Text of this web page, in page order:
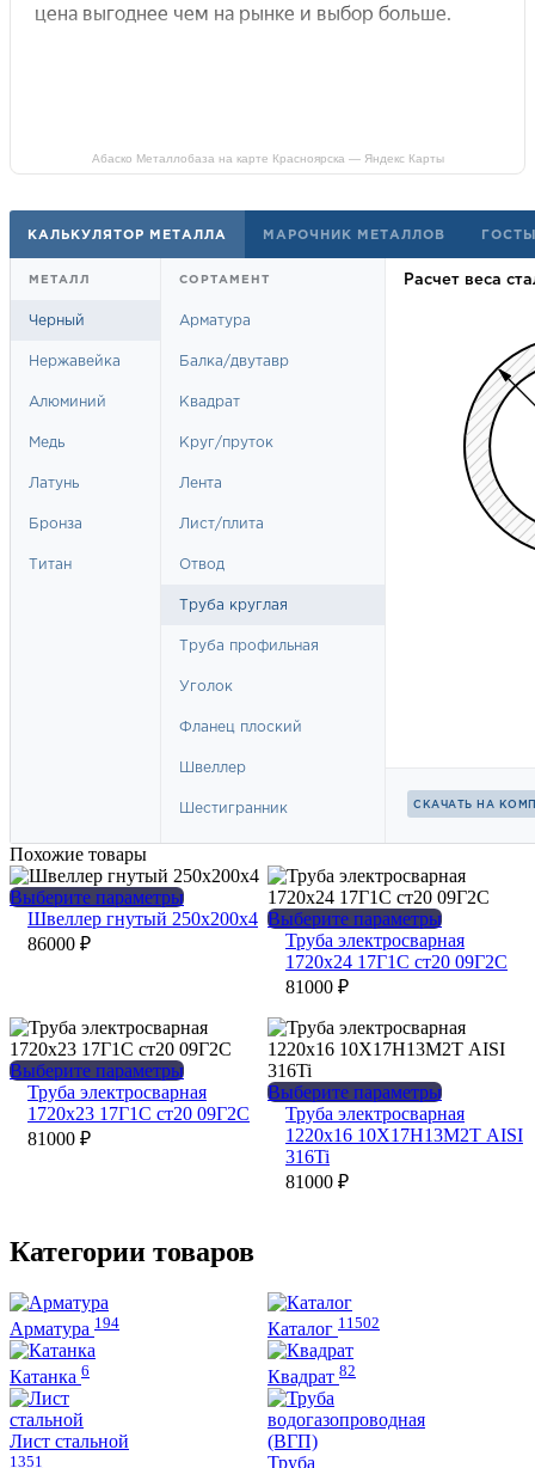
Абаско Металлобаза на карте Красноярска — Яндекс Карты
Похожие товары
Выберите параметрыЭтот
товар
можно
выбрать
на
странице
товара.
Швеллер гнутый 250х200х4
86000 ₽
Выберите параметрыЭтот
товар
имеет
Опции
можно
на
странице
товара.
Труба электросварная
1720х24 17Г1С ст20 09Г2С
81000 ₽
Выберите параметрыЭтот
товар
имеет
странице
Труба электросварная
1720х23 17Г1С ст20 09Г2С
81000 ₽
Выберите параметрыЭтот
товар
имеет
Труба электросварная
1220х16 10Х17Н13М2Т AISI
316Ti
81000 ₽
Категории товаров
Арматура 194 Каталог 11502
Катанка 6 Квадрат 82
Лист стальной
1351
Труба